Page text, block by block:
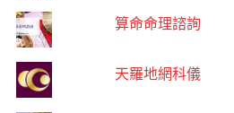
算命命理諮詢
天羅地網科儀